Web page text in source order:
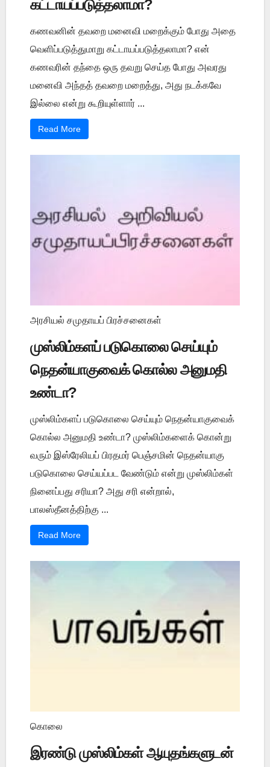
கட்டாயப்படுத்தலாமா?
கணவனின் தவறை மனைவி மறைக்கும் போது அதை
வெளிப்படுத்துமாறு கட்டாயப்படுத்தலாமா? என்
கணவரின் தந்தை ஒரு தவறு செய்த போது அவரது
மனைவி அந்தத் தவறை மறைத்து, அது நடக்கவே
இல்லை என்று கூறியுள்ளார் ...
Read More
அரசியல் சமுதாயப் பிரச்சனைகள்
முஸ்லிம்களப் படுகொலை செய்யும்
நெதன்யாகுவைக் கொல்ல அனுமதி
உண்டா?
முஸ்லிம்களப் படுகொலை செய்யும் நெதன்யாகுவைக்
கொல்ல அனுமதி உண்டா? முஸ்லிம்களைக் கொன்று
வரும் இஸ்ரேலியப் பிரதமர் பெஞ்சமின் நெதன்யாகு
படுகொலை செய்யப்பட வேண்டும் என்று முஸ்லிம்கள்
நினைப்பது சரியா? அது சரி என்றால்,
பாலஸ்தீனத்திற்கு ...
Read More
கொலை
இரண்டு முஸ்லிம்கள் ஆயுதங்களுடன்